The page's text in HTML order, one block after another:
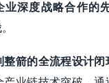
深度战略合作的
箭的全流程设计闭